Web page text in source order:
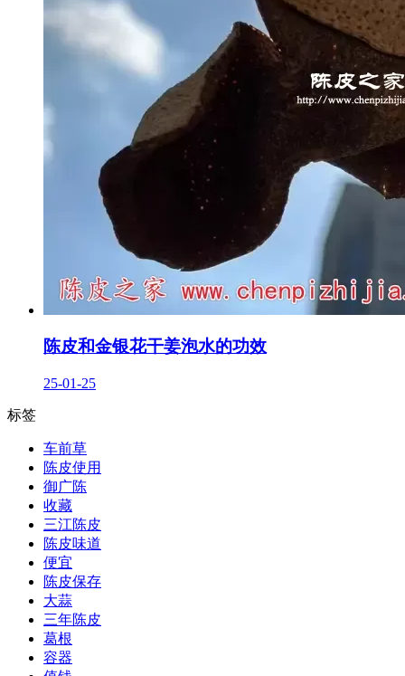
陈皮和金银花干姜泡水的功效
25-01-25
标签
车前草
陈皮使用
御广陈
收藏
三江陈皮
陈皮味道
便宜
陈皮保存
大蒜
三年陈皮
葛根
容器